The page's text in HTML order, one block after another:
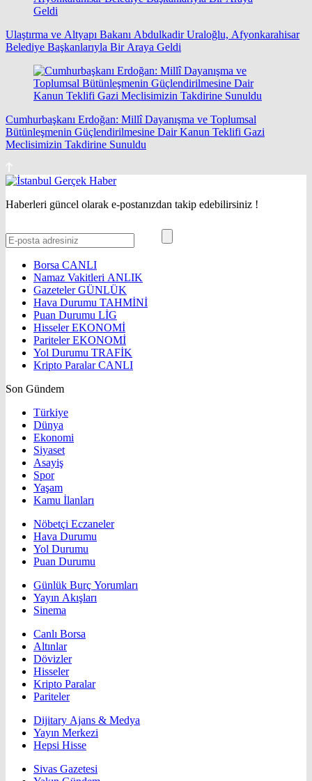
Ulaştırma ve Altyapı Bakanı Abdulkadir Uraloğlu, Afyonkarahisar
Belediye Başkanlarıyla Bir Araya Geldi
Cumhurbaşkanı Erdoğan: Millî Dayanışma ve Toplumsal
Bütünleşmenin Güçlendirilmesine Dair Kanun Teklifi Gazi
Meclisimizin Takdirine Sunuldu
Haberleri güncel olarak e-postanızdan takip edebilirsiniz !
Borsa CANLI
Namaz Vakitleri ANLIK
GazetelerGÜNLÜK
Hava Durumu TAHMİNİ
Puan Durumu LİG
HisselerEKONOMİ
ParitelerEKONOMİ
Yol Durumu TRAFİK
Kripto ParalarCANLI
Son Gündem
Türkiye
Dünya
Ekonomi
Siyaset
Asayiş
Spor
Yaşam
Kamu İlanları
Nöbetçi Eczaneler
Hava Durumu
Yol Durumu
Puan Durumu
Günlük Burç Yorumları
Yayın Akışları
Sinema
Canlı Borsa
Altınlar
Dövizler
Hisseler
Kripto Paralar
Pariteler
Dijitary Ajans & Medya
Yayın Merkezi
Hepsi Hisse
Sivas Gazetesi